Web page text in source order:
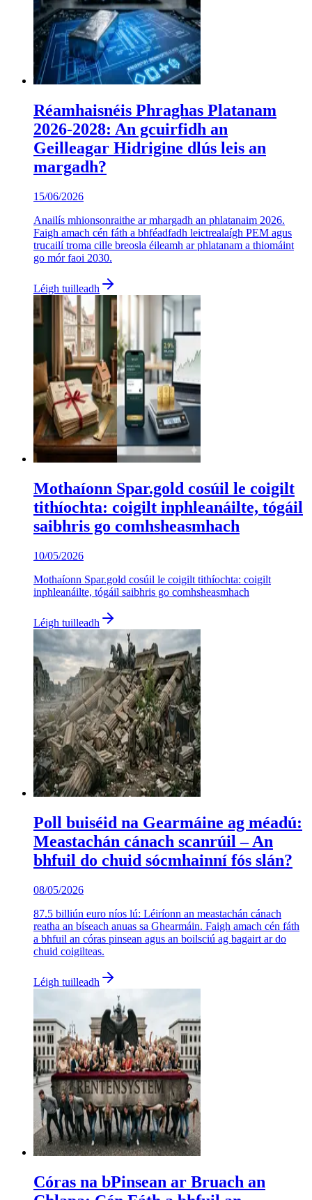
Réamhaisnéis Phraghas Platanam
2026-2028: An gcuirfidh an
Geilleagar Hidrigine dlús leis an
margadh?
15/06/2026
Anailís mhionsonraithe ar mhargadh an phlatanaim 2026.
Faigh amach cén fáth a bhféadfadh leictrealaígh PEM agus
trucailí troma cille breosla éileamh ar phlatanam a thiomáint
go mór faoi 2030.
Léigh tuilleadh
Mothaíonn Spar.gold cosúil le coigilt
tithíochta: coigilt inphleanáilte, tógáil
saibhris go comhsheasmhach
10/05/2026
Mothaíonn Spar.gold cosúil le coigilt tithíochta: coigilt
inphleanáilte, tógáil saibhris go comhsheasmhach
Léigh tuilleadh
Poll buiséid na Gearmáine ag méadú:
Meastachán cánach scanrúil – An
bhfuil do chuid sócmhainní fós slán?
08/05/2026
87.5 billiún euro níos lú: Léiríonn an meastachán cánach
reatha an bíseach anuas sa Ghearmáin. Faigh amach cén fáth
a bhfuil an córas pinsean agus an boilsciú ag bagairt ar do
chuid coigilteas.
Léigh tuilleadh
Córas na bPinsean ar Bruach an